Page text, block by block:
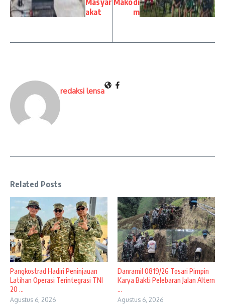
akat
m
redaksi lensa
Related Posts
Pangkostrad Hadiri Peninjauan
Latihan Operasi Terintegrasi TNI
20 ...
Agustus 6, 2026
Danramil 0819/26 Tosari Pimpin
Karya Bakti Pelebaran Jalan Altern
...
Agustus 6, 2026